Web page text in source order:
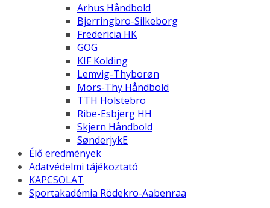
Arhus Håndbold
Bjerringbro-Silkeborg
Fredericia HK
GOG
KIF Kolding
Lemvig-Thyborøn
Mors-Thy Håndbold
TTH Holstebro
Ribe-Esbjerg HH
Skjern Håndbold
SønderjykE
Élő eredmények
Adatvédelmi tájékoztató
KAPCSOLAT
Sportakadémia Rödekro-Aabenraa